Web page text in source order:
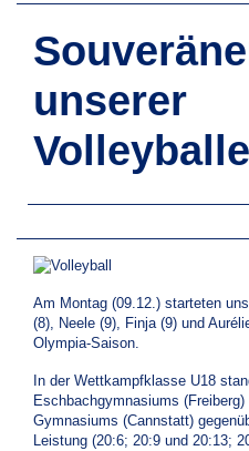
unserer
Am Montag (09.12.) starteten
(8), Neele (9), Finja (9) und
Olympia-Saison.
In der Wettkampfklasse U18
Eschbachgymnasiums
Gymnasiums (Cannstatt)
Leistung (20:6; 20:9 und 20:13;